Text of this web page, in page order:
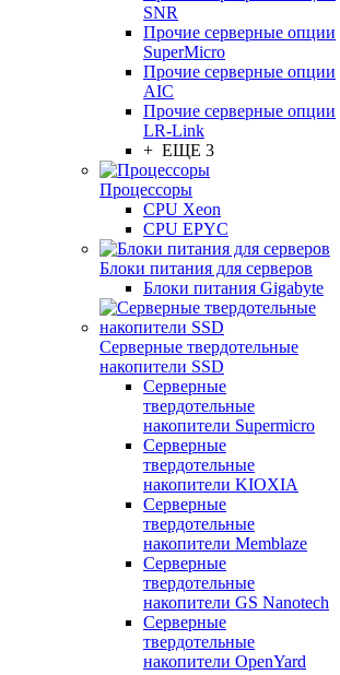
SNR
Прочие серверные опции
SuperMicro
Прочие серверные опции
AIC
Прочие серверные опции
LR-Link
+ ЕЩЕ 3
Процессоры
CPU Xeon
CPU EPYC
Блоки питания для серверов
Блоки питания Gigabyte
Серверные твердотельные
накопители SSD
Cерверные
твердотельные
накопители Supermicro
Cерверные
твердотельные
накопители KIOXIA
Cерверные
твердотельные
накопители Memblaze
Cерверные
твердотельные
накопители GS Nanotech
Серверные
твердотельные
накопители OpenYard